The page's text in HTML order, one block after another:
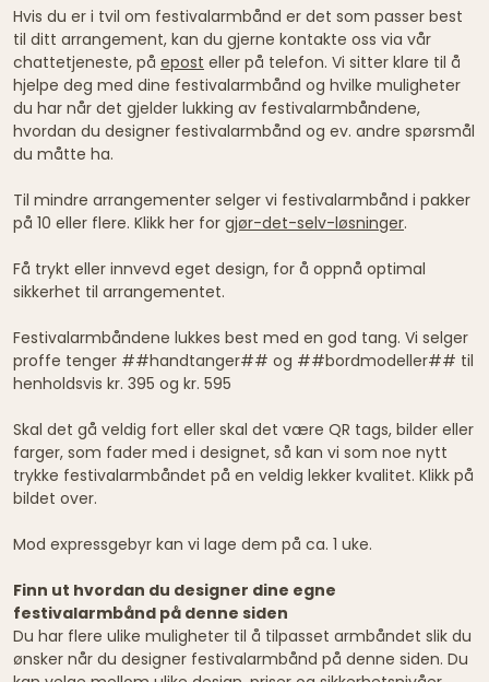
Hvis du er i tvil om festivalarmbånd er det som passer best
til ditt arrangement, kan du gjerne kontakte oss via vår
chattetjeneste, på epost eller på telefon. Vi sitter klare til å
hjelpe deg med dine festivalarmbånd og hvilke muligheter
du har når det gjelder lukking av festivalarmbåndene,
hvordan du designer festivalarmbånd og ev. andre spørsmål
du måtte ha.
Til mindre arrangementer selger vi festivalarmbånd i pakker
på 10 eller flere. Klikk her for gjør-det-selv-løsninger.
Få trykt eller innvevd eget design, for å oppnå optimal
sikkerhet til arrangementet.
Festivalarmbåndene lukkes best med en god tang. Vi selger
proffe tenger ##handtanger## og ##bordmodeller## til
henholdsvis kr. 395 og kr. 595
Skal det gå veldig fort eller skal det være QR tags, bilder eller
farger, som fader med i designet, så kan vi som noe nytt
trykke festivalarmbåndet på en veldig lekker kvalitet. Klikk på
bildet over.
Mod expressgebyr kan vi lage dem på ca. 1 uke.
Finn ut hvordan du designer dine egne
festivalarmbånd på denne siden
Du har flere ulike muligheter til å tilpasset armbåndet slik du
ønsker når du designer festivalarmbånd på denne siden. Du